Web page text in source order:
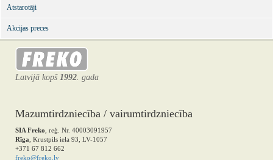
Atstarotāji
Akcijas preces
Latvijā kopš 1992. gada
Mazumtirdzniecība / vairumtirdzniecība
SIA Freko , reģ. Nr. 40003091957
Rīga , Krustpils iela 93, LV-1057
+371 67 812 662
freko@freko.lv